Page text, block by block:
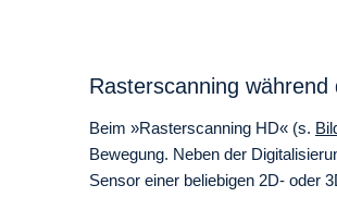
Rasterscanning während
Beim »Rasterscanning HD« (s.
Bewegung. Neben der
Sensor einer beliebigen 2D- oder